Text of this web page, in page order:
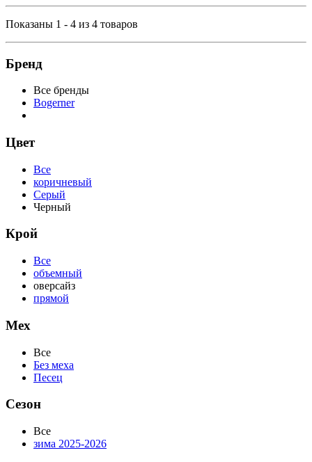
Показаны 1 - 4 из 4 товаров
Бренд
Все бренды
Bogerner
Цвет
Все
коричневый
Серый
Черный
Крой
Все
объемный
оверсайз
прямой
Мех
Все
Без меха
Песец
Сезон
Все
зима 2025-2026